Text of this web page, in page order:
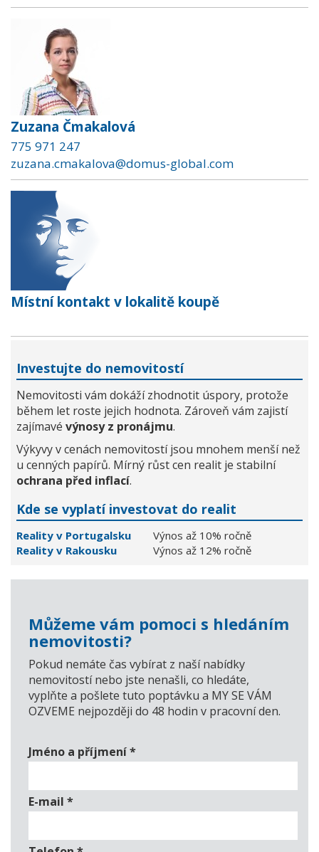
Zuzana Čmakalová
775 971 247
zuzana.cmakalova@domus-global.com
Místní kontakt v lokalitě koupě
Investujte do nemovitostí
Nemovitosti vám dokáží zhodnotit úspory, protože
během let roste jejich hodnota. Zároveň vám zajistí
zajímavé výnosy z pronájmu.
Výkyvy v cenách nemovitostí jsou mnohem menší než
u cenných papírů. Mírný růst cen realit je stabilní
ochrana před inflací.
Kde se vyplatí investovat do realit
Reality v Portugalsku
Výnos až 10% ročně
Reality v Rakousku
Výnos až 12% ročně
Můžeme vám pomoci s hledáním
nemovitosti?
Pokud nemáte čas vybírat z naší nabídky
nemovitostí nebo jste nenašli, co hledáte,
vyplňte a pošlete tuto poptávku a MY SE VÁM
OZVEME nejpozději do 48 hodin v pracovní den.
Jméno a příjmení*
E-mail *